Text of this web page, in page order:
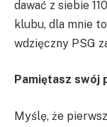
dawać z siebie
klubu, dla mnie
wdzięczny PSG
Pamiętasz swój
Myślę, że